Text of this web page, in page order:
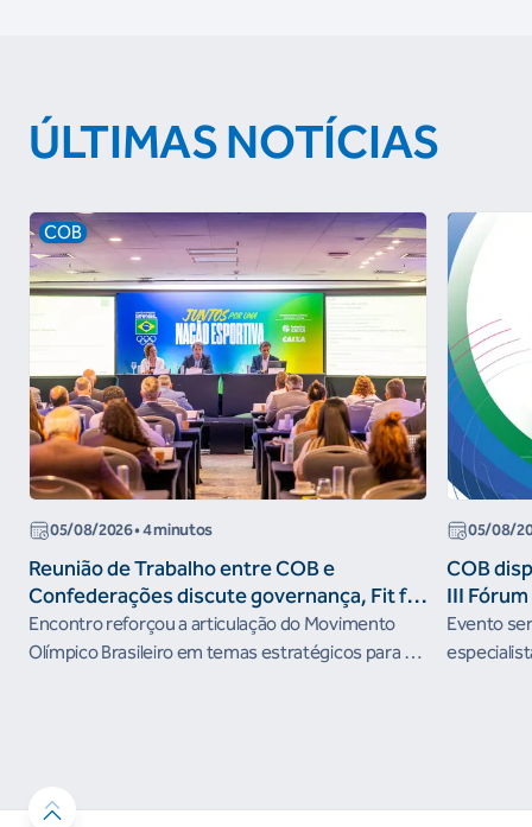
ÚLTIMAS NOTÍCIAS
COB
05/08/2026• 4 minutos
Reunião de Trabalho entre COB e
Confederações discute governança, Fit for
the Future e presença do Brasil em
organismos internacionais
Encontro reforçou a articulação do Movimento
Olímpico Brasileiro em temas estratégicos para os
05/08/
COB
III
Evento